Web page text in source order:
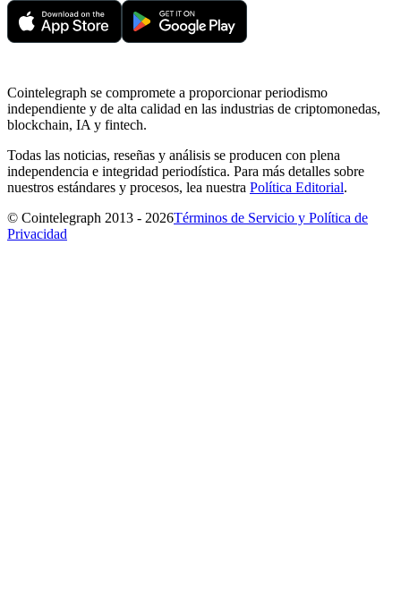
Cointelegraph se compromete a proporcionar periodismo
independiente y de alta calidad en las industrias de criptomonedas,
blockchain, IA y fintech.
Todas las noticias, reseñas y análisis se producen con plena
independencia e integridad periodística. Para más detalles sobre
nuestros estándares y procesos, lea nuestra Política Editorial.
© Cointelegraph 2013 - 2026Términos de Servicio y Política de
Privacidad